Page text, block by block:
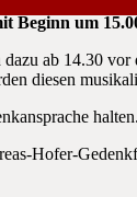
um
ab 14.30
diesen
Hofer-